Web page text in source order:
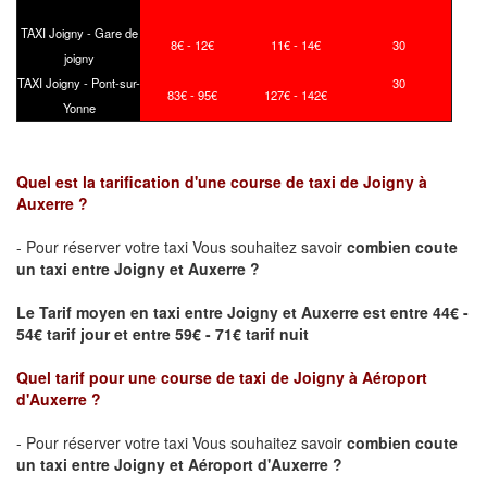
TAXI Joigny - Gare de
joigny
8€ - 12€ 11€ - 14€ 30
TAXI Joigny - Pont-sur-
Yonne
83€ - 95€ 127€ - 142€
30
Quel est la tarification d'une course de taxi de Joigny à
Auxerre ?
- Pour réserver votre taxi Vous souhaitez savoir combien coute
un taxi entre Joigny et Auxerre ?
Le Tarif moyen en taxi entre Joigny et Auxerre est entre 44€ -
54€ tarif jour et entre 59€ - 71€ tarif nuit
Quel tarif pour une course de taxi de Joigny à Aéroport
d'Auxerre ?
- Pour réserver votre taxi Vous souhaitez savoir combien coute
un taxi entre Joigny et Aéroport d'Auxerre ?